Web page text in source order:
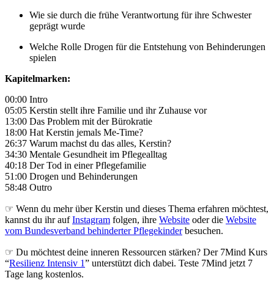
Wie sie durch die frühe Verantwortung für ihre Schwester
geprägt wurde
Welche Rolle Drogen für die Entstehung von Behinderungen
spielen
Kapitelmarken:
00:00 Intro
05:05 Kerstin stellt ihre Familie und ihr Zuhause vor
13:00 Das Problem mit der Bürokratie
18:00 Hat Kerstin jemals Me-Time?
26:37 Warum machst du das alles, Kerstin?
34:30 Mentale Gesundheit im Pflegealltag
40:18 Der Tod in einer Pflegefamilie
51:00 Drogen und Behinderungen
58:48 Outro
☞ Wenn du mehr über Kerstin und dieses Thema erfahren möchtest,
kannst du ihr aufInstagram folgen, ihre Website oder die Website
vom Bundesverband behinderter Pflegekinderbesuchen.
☞ Du möchtest deine inneren Ressourcen stärken? Der 7Mind Kurs
“Resilienz Intensiv 1” unterstützt dich dabei. Teste 7Mind jetzt 7
Tage lang kostenlos.